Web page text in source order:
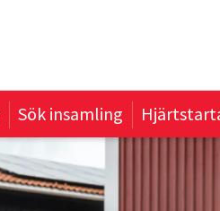
Sök insamling